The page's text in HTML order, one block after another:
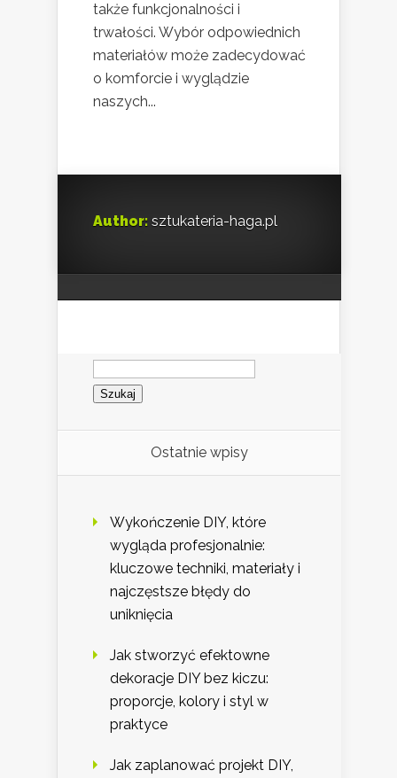
także funkcjonalności i
trwałości. Wybór odpowiednich
materiałów może zadecydować
o komforcie i wyglądzie
naszych...
Author: sztukateria-haga.pl
Szukaj:
Ostatnie wpisy
Wykończenie DIY, które
wygląda profesjonalnie:
kluczowe techniki, materiały i
najczęstsze błędy do
uniknięcia
Jak stworzyć efektowne
dekoracje DIY bez kiczu:
proporcje, kolory i styl w
praktyce
Jak zaplanować projekt DIY,